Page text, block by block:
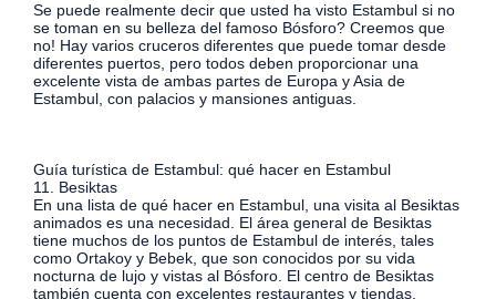
Se puede realmente decir que usted ha visto Estambul si no
se toman en su belleza del famoso Bósforo? Creemos que
no! Hay varios cruceros diferentes que puede tomar desde
diferentes puertos, pero todos deben proporcionar una
excelente vista de ambas partes de Europa y Asia de
Estambul, con palacios y mansiones antiguas.
Guía turística de Estambul: qué hacer en Estambul
11. Besiktas
En una lista de qué hacer en Estambul, una visita al Besiktas
animados es una necesidad. El área general de Besiktas
tiene muchos de los puntos de Estambul de interés, tales
como Ortakoy y Bebek, que son conocidos por su vida
nocturna de lujo y vistas al Bósforo. El centro de Besiktas
también cuenta con excelentes restaurantes y tiendas.